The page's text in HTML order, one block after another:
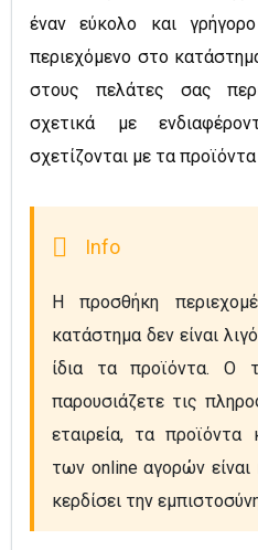
έναν εύκολο και γρήγορο
περιεχόμενο στο
στους πελάτες σας
σχετικά με
σχετίζονται με τα
Η προσθήκη
κατάστημα δεν είναι
ίδια τα προϊόντα. Ο
παρουσιάζετε τις
εταιρεία, τα προϊόντα
των online αγορών είναι
κερδίσει την